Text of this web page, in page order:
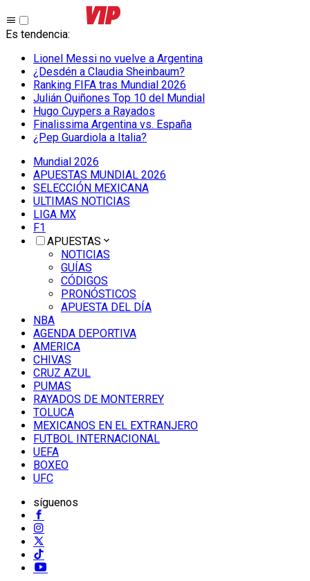
Es tendencia:
Lionel Messi no vuelve a Argentina
¿Desdén a Claudia Sheinbaum?
Ranking FIFA tras Mundial 2026
Julián Quiñones Top 10 del Mundial
Hugo Cuypers a Rayados
Finalissima Argentina vs. España
¿Pep Guardiola a Italia?
Mundial 2026
APUESTAS MUNDIAL 2026
SELECCIÓN MEXICANA
ULTIMAS NOTICIAS
LIGA MX
F1
APUESTAS
NOTICIAS
GUÍAS
CÓDIGOS
PRONÓSTICOS
APUESTA DEL DÍA
NBA
AGENDA DEPORTIVA
AMERICA
CHIVAS
CRUZ AZUL
PUMAS
RAYADOS DE MONTERREY
TOLUCA
MEXICANOS EN EL EXTRANJERO
FUTBOL INTERNACIONAL
UEFA
BOXEO
UFC
síguenos